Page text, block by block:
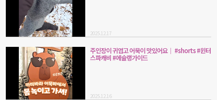
2025.12.17
주인장이 귀엽고 어묵이 맛있어요｜ #shorts #윈터
스파캐비 #에슐랭가이드
2025.12.16